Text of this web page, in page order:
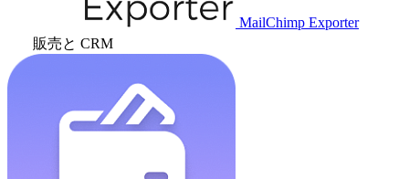
MailChimp Exporter
販売と CRM